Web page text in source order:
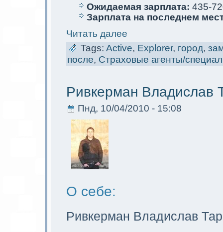
Ожидаемая зарплата: 435-
Зарплата на последнем
Читать далее
Tags: Active, Explorer, город,
после, Страховые агенты/
Ривкерман Владислав
Пнд, 10/04/2010 - 15:08
О себе:
Ривкерман Владислав